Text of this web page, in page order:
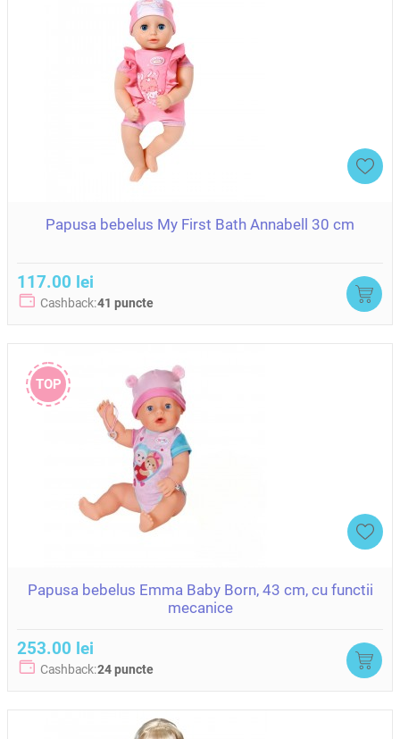
Papusa bebelus My First Bath Annabell 30 cm
117.00 lei
Cashback:41 puncte
TOP
Papusa bebelus Emma Baby Born, 43 cm, cu functii
mecanice
253.00 lei
Cashback:24 puncte